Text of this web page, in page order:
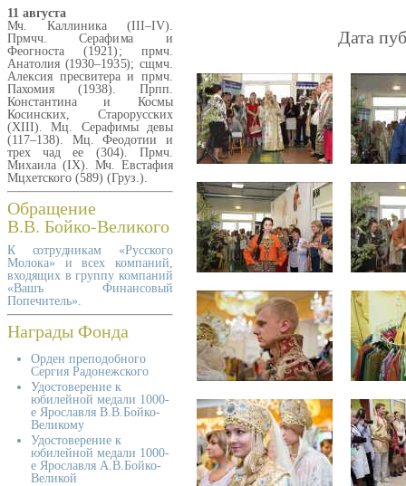
Дата
11 августа
Мч. Каллиника (III–IV).
Прмчч. Серафима и
Феогноста (1921); прмч.
Анатолия (1930–1935); сщмч.
Алексия пресвитера и прмч.
Пахомия (1938). Прпп.
Константина и Космы
Косинских, Старорусских
(XIII). Мц. Серафимы девы
(117–138). Мц. Феодотии и
трех чад ее (304). Прмч.
Михаила (IX). Мч. Евстафия
Мцхетского (589) (Груз.).
Обращение
В.В. Бойко-Великого
К сотрудникам «Русского
Молока» и всех компаний,
входящих в группу компаний
«Вашъ Финансовый
Попечитель».
Награды Фонда
Орден преподобного
Сергия Радонежского
Удостоверение к
юбилейной медали 1000-
е Ярославля В.В.Бойко-
Великому
Удостоверение к
юбилейной медали 1000-
е Ярославля А.В.Бойко-
Великой